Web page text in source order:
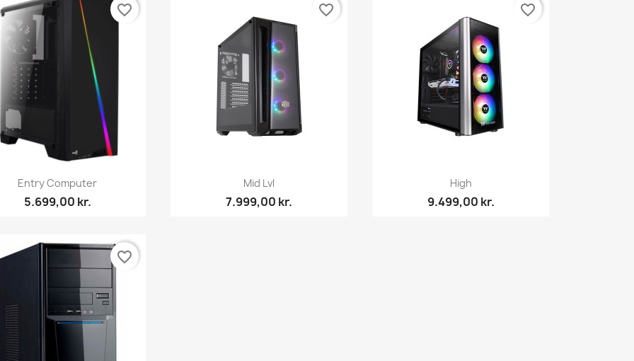
Vis her
Entry Computer
5.699,00 kr.
favorite_border
Vis her
Mid Lvl
7.999,00 kr.
favorite_border
Vis her
High
9.499,00 kr.
favorite_border
favorite_border